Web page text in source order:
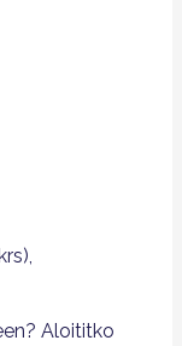
Aloititko